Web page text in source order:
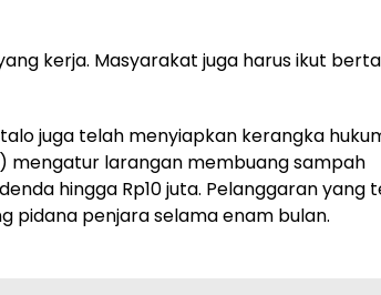
kerja. Masyarakat juga harus ikut
juga telah menyiapkan kerangka
mengatur larangan membuang sampah
hingga Rp10 juta. Pelanggaran yang
pidana penjara selama enam bulan.